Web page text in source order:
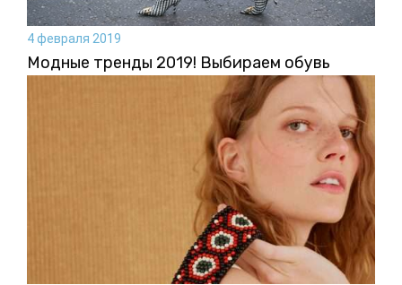
4 февраля 2019
Модные тренды 2019! Выбираем обувь